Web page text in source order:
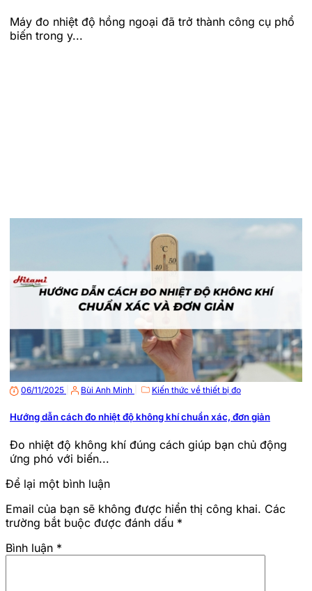
Máy đo nhiệt độ hồng ngoại đã trở thành công cụ phổ
biến trong y...
06/11/2025 Bùi Anh Minh Kiến thức về thiết bị đo
Hướng dẫn cách đo nhiệt độ không khí chuẩn xác, đơn giản
Đo nhiệt độ không khí đúng cách giúp bạn chủ động
ứng phó với biến...
Để lại một bình luận
Email của bạn sẽ không được hiển thị công khai. Các
trường bắt buộc được đánh dấu *
Bình luận *